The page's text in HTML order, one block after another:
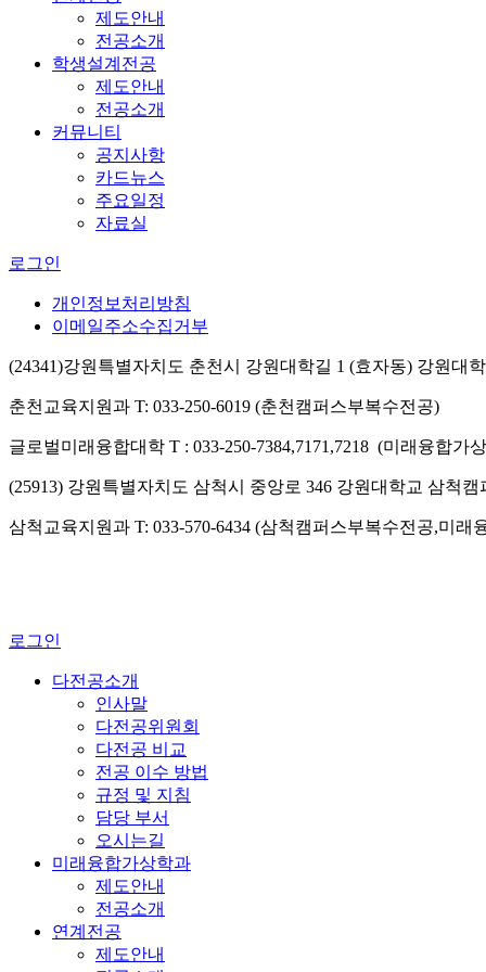
제도안내
전공소개
학생설계전공
제도안내
전공소개
커뮤니티
공지사항
카드뉴스
주요일정
자료실
로그인
개인정보처리방침
이메일주소수집거부
(24341)강원특별자치도 춘천시 강원대학길 1 (효자동) 강원대
춘천교육지원과 T: 033-250-6019 (춘천캠퍼스부복수전공)
글로벌미래융합대학 T : 033-250-7384,7171,7218 (미래융합가
(25913) 강원특별자치도 삼척시 중앙로 346 강원대학교 삼척캠
삼척교육지원과 T: 033-570-6434 (삼척캠퍼스부복수전공,미래
로그인
다전공소개
인사말
다전공위원회
다전공 비교
전공 이수 방법
규정 및 지침
담당 부서
오시는길
미래융합가상학과
제도안내
전공소개
연계전공
제도안내